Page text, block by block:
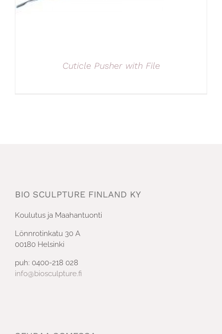
Cuticle Pusher with File
BIO SCULPTURE FINLAND KY
Koulutus ja Maahantuonti
Lönnrotinkatu 30 A
00180 Helsinki
puh: 0400-218 028
info@biosculpture.fi